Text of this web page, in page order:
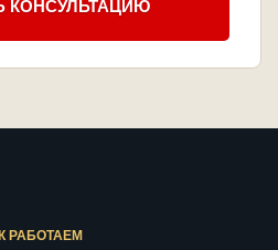
КОНСУЛЬТАЦИЮ
РАБОТАЕМ